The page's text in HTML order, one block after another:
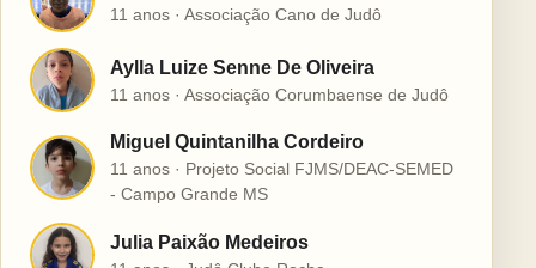
11 anos · Associação Cano de Judô
A Aylla Luize Senne De Oliveira
11 anos · Associação Corumbaense de Judô
M
Miguel Quintanilha Cordeiro
11 anos · Projeto Social FJMS/DEAC-SEMED
- Campo Grande MS
J Julia Paixão Medeiros